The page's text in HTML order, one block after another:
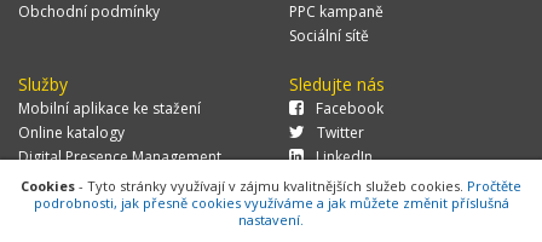
Obchodní podmínky
PPC kampaně
Sociální sítě
Služby
Mobilní aplikace ke stažení
Online katalogy
Digital Presence Management
Více zákazníků
Sledujte nás
Facebook
Twitter
LinkedIn
Cookies - Tyto stránky využívají v zájmu kvalitnějších služeb cookies. Pročtěte
podrobnosti, jak přesně cookies využíváme a jak můžete změnit příslušná
nastavení.